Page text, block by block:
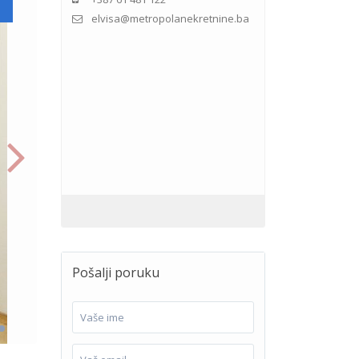
elvisa@metropolanekretnine.ba
Pošalji poruku